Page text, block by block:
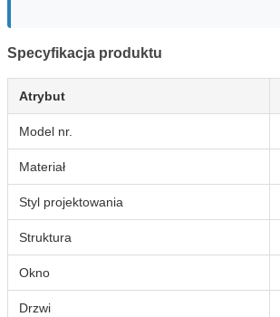
Specyfikacja produktu
Atrybut
Model nr.
Materiał
Styl projektowania
Struktura
Okno
Drzwi